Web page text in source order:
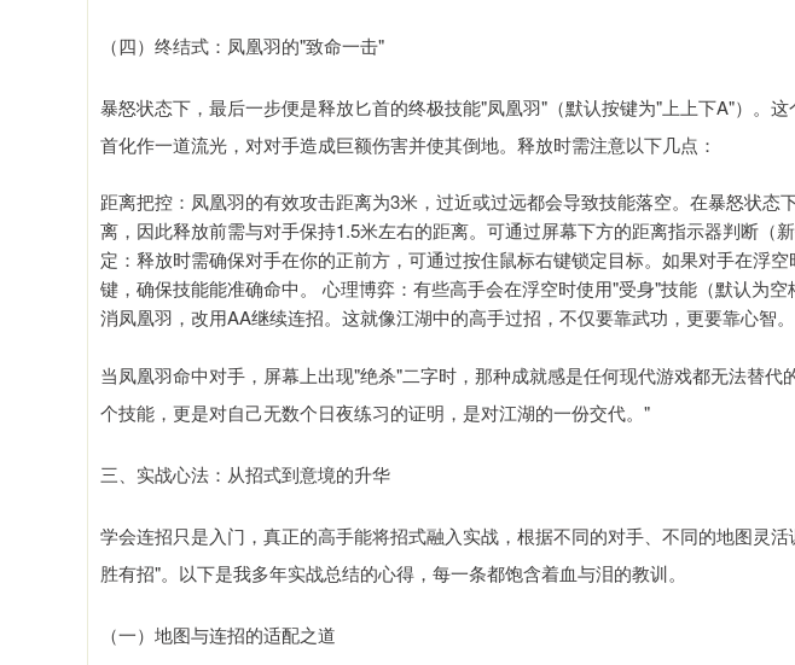
（四）终结式：凤凰羽的"致命一击"
暴怒状态下，最后一步便是释放匕首的终极技能"凤凰羽"（默认按键为"上上下A"）。
首化作一道流光，对对手造成巨额伤害并使其倒地。释放时需注意以下几点：
距离把控：凤凰羽的有效攻击距离为3米，过近或过远都会导致技能落空。在暴怒状态
离，因此释放前需与对手保持1.5米左右的距离。可通过屏幕下方的距离指示器判断（
定：释放时需确保对手在你的正前方，可通过按住鼠标右键锁定目标。如果对手在浮
键，确保技能能准确命中。 心理博弈：有些高手会在浮空时使用"受身"技能（默认为
消凤凰羽，改用AA继续连招。这就像江湖中的高手过招，不仅要靠武功，更要靠心智。
当凤凰羽命中对手，屏幕上出现"绝杀"二字时，那种成就感是任何现代游戏都无法替代
个技能，更是对自己无数个日夜练习的证明，是对江湖的一份交代。"
三、实战心法：从招式到意境的升华
学会连招只是入门，真正的高手能将招式融入实战，根据不同的对手、不同的地图灵
胜有招"。以下是我多年实战总结的心得，每一条都饱含着血与泪的教训。
（一）地图与连招的适配之道